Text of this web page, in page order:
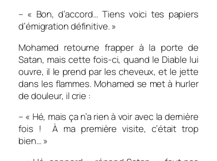
– « Bon, d’accord… Tiens voici tes papiers
d’émigration définitive. »
Mohamed retourne frapper à la porte de
Satan, mais cette fois-ci, quand le Diable lui
ouvre, il le prend par les cheveux, et le jette
dans les flammes. Mohamed se met à hurler
de douleur, il crie :
– « Hé, mais ça n’a rien à voir avec la dernière
fois !
À ma première visite, c’était trop
bien… »